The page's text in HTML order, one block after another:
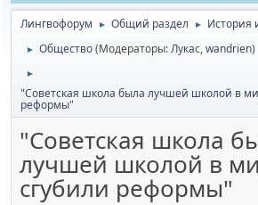
Лингвофорум ► Общий раздел ► История
► Общество(Модераторы:Лукас,wandrien)
►
"Советская школа была лучшей школой в
реформы"
"Советская школа
лучшей школой в
сгубили реформы"